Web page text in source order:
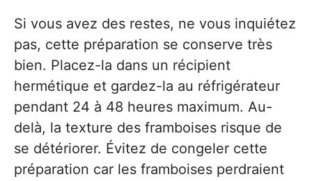
Si vous avez des restes, ne vous inquiétez
pas, cette préparation se conserve très
bien. Placez-la dans un récipient
hermétique et gardez-la au réfrigérateur
pendant 24 à 48 heures maximum. Au-
delà, la texture des framboises risque de
se détériorer. Évitez de congeler cette
préparation car les framboises perdraient